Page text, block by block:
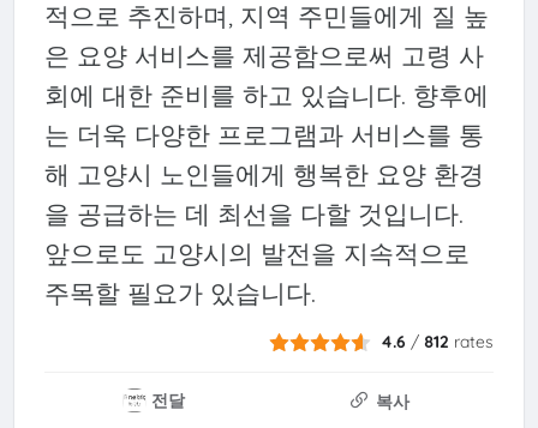
적으로 추진하며, 지역 주민들에게 질 높
은 요양 서비스를 제공함으로써 고령 사
회에 대한 준비를 하고 있습니다. 향후에
는 더욱 다양한 프로그램과 서비스를 통
해 고양시 노인들에게 행복한 요양 환경
을 공급하는 데 최선을 다할 것입니다.
앞으로도 고양시의 발전을 지속적으로
주목할 필요가 있습니다.
4.6 / 812 rates
전달
복사